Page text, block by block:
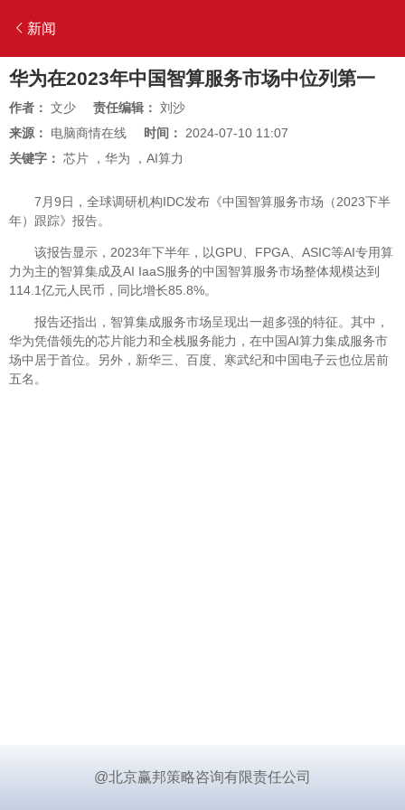
新闻
华为在2023年中国智算服务市场中位列第一
作者： 文少 责任编辑： 刘沙
来源： 电脑商情在线 时间： 2024-07-10 11:07
关键字： 芯片 ， 华为 ， AI算力
7月9日，全球调研机构IDC发布《中国智算服务市场（2023下半
年）跟踪》报告。
该报告显示，2023年下半年，以GPU、FPGA、ASIC等AI专用算
力为主的智算集成及AI IaaS服务的中国智算服务市场整体规模达到
114.1亿元人民币，同比增长85.8%。
报告还指出，智算集成服务市场呈现出一超多强的特征。其中，
华为凭借领先的芯片能力和全栈服务能力，在中国AI算力集成服务市
场中居于首位。另外，新华三、百度、寒武纪和中国电子云也位居前
五名。
@北京赢邦策略咨询有限责任公司